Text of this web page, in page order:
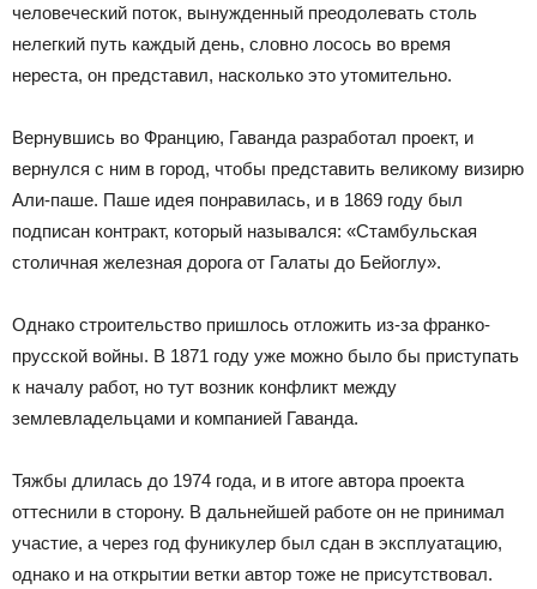
человеческий поток, вынужденный преодолевать столь
нелегкий путь каждый день, словно лосось во время
нереста, он представил, насколько это утомительно.
Вернувшись во Францию, Гаванда разработал проект, и
вернулся с ним в город, чтобы представить великому визирю
Али-паше. Паше идея понравилась, и в 1869 году был
подписан контракт, который назывался: «Стамбульская
столичная железная дорога от Галаты до Бейоглу».
Однако строительство пришлось отложить из-за франко-
прусской войны. В 1871 году уже можно было бы приступать
к началу работ, но тут возник конфликт между
землевладельцами и компанией Гаванда.
Тяжбы длилась до 1974 года, и в итоге автора проекта
оттеснили в сторону. В дальнейшей работе он не принимал
участие, а через год фуникулер был сдан в эксплуатацию,
однако и на открытии ветки автор тоже не присутствовал.